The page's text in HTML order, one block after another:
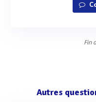
Fin
Autres